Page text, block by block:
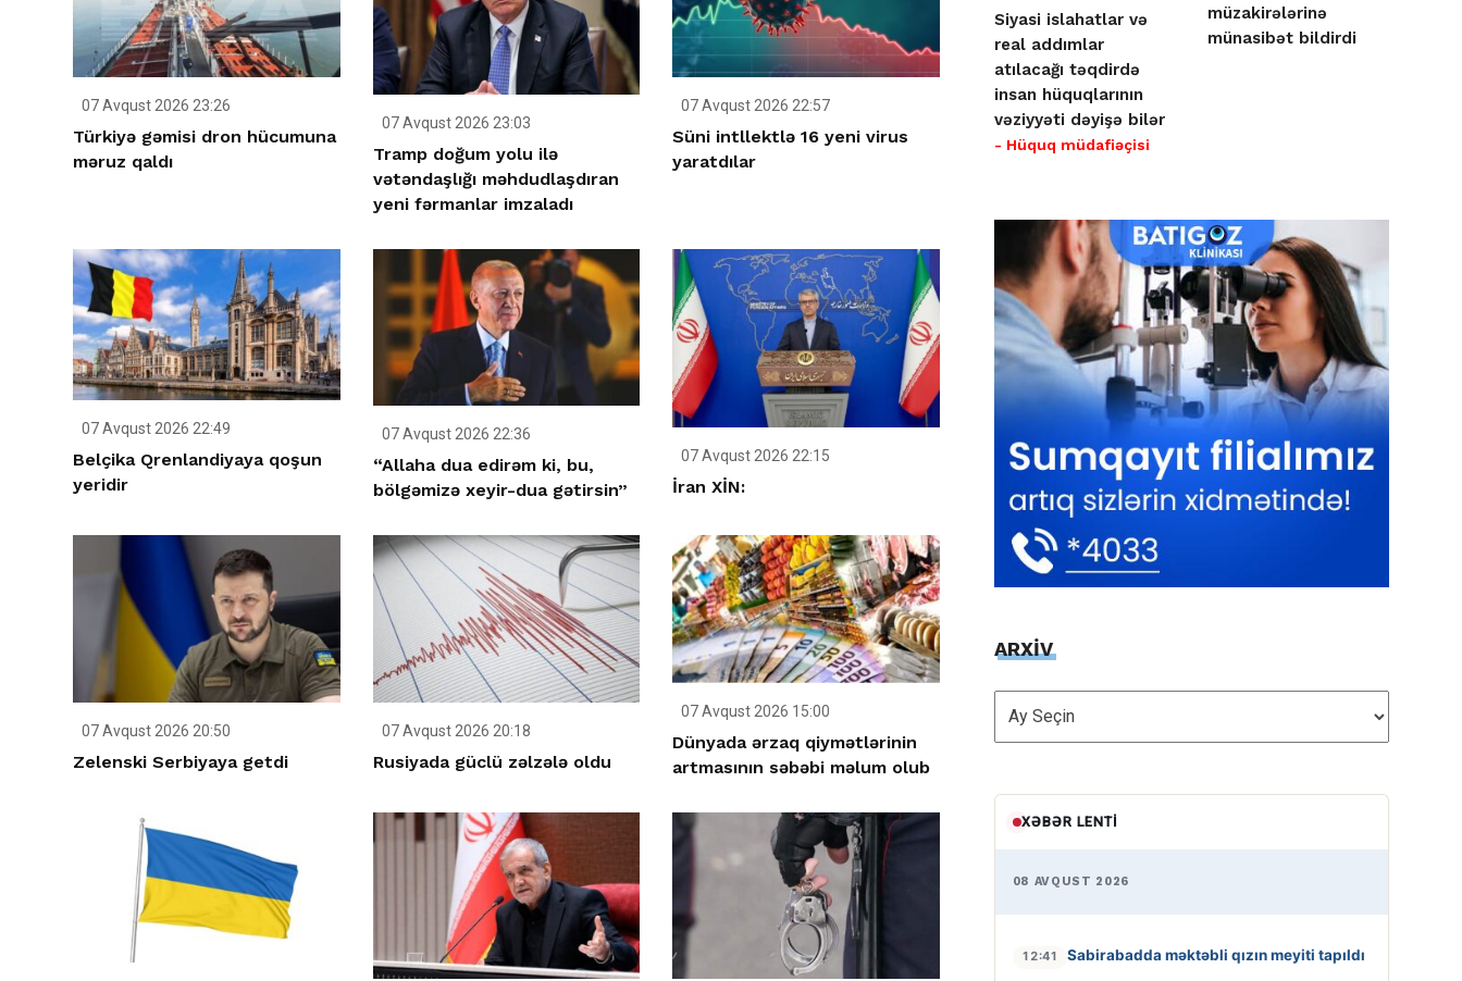
07 Avqust 2026 23:26
Türkiyə gəmisi dron hücumuna
məruz qaldı
07 Avqust 2026 23:03
Tramp doğum yolu ilə
vətəndaşlığı məhdudlaşdıran
yeni fərmanlar imzaladı
07 Avqust 2026 22:57
Süni intllektlə 16 yeni virus
yaratdılar
07 Avqust 2026 22:49
Belçika Qrenlandiyaya qoşun
yeridir
07 Avqust 2026 22:36
“Allaha dua edirəm ki, bu,
bölgəmizə xeyir-dua gətirsin”
07 Avqust 2026 22:15
İran XİN:
07 Avqust 2026 20:50
Zelenski Serbiyaya getdi
07 Avqust 2026 20:18
Rusiyada güclü zəlzələ oldu
07 Avqust 2026 15:00
Dünyada ərzaq qiymətlərinin
artmasının səbəbi məlum olub
Siyasi islahatlar və
real addımlar
atılacağı təqdirdə
insan hüquqlarının
vəziyyəti dəyişə bilər
- Hüquq müdafiəçisi
müzakirələrinə
münasibət bildirdi
ARXİV
ARXİV
XƏBƏR LENTI
08 AVQUST 2026
12:41 Sabirabadda məktəbli qızın meyiti tapıldı